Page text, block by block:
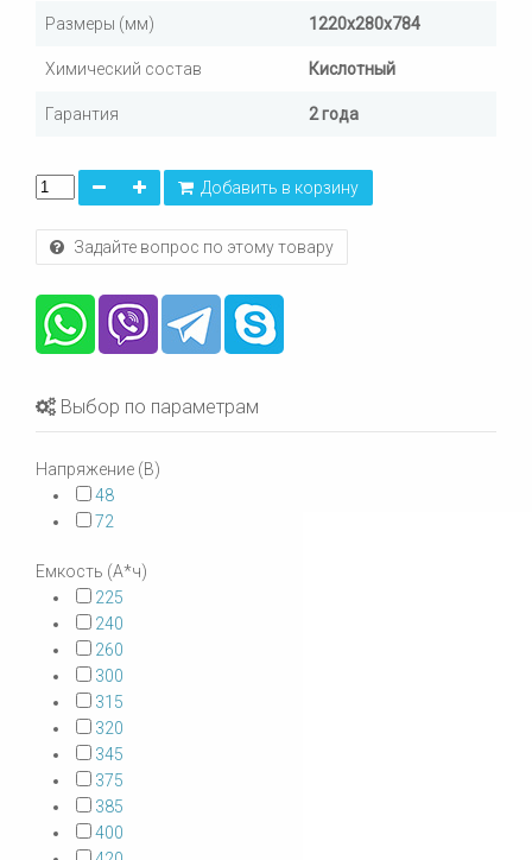
Размеры (мм) 1220х280х784
Химический состав Кислотный
Гарантия 2 года
Добавить в корзину
Задайте вопрос по этому товару
Выбор по параметрам
Напряжение (В)
48
72
Емкость (А*ч)
225
240
260
300
315
320
345
375
385
400